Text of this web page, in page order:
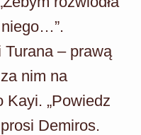
niego…”.
– prawą
nim na
Kayi. „Powiedz
Demiros.